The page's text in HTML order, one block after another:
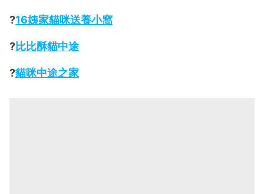
?16姨家貓咪送養小窩
?比比酥貓中途
?貓咪中途之家